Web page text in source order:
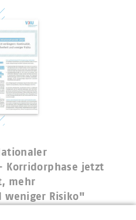
Korridorphase jetzt
mehr
weniger Risiko"